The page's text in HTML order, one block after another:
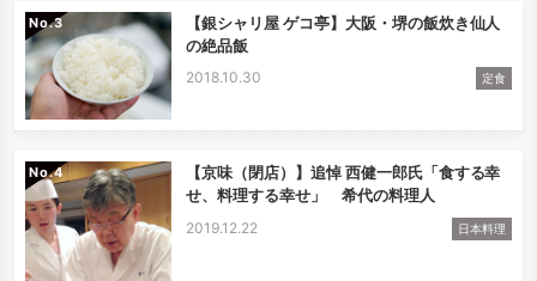
No.
【銀シャリ屋 ゲコ亭】大阪・堺の飯炊き仙人
の絶品飯
2018.10.30 定食
No.
【京味（閉店）】追悼 西健一郎氏「食する幸
せ、料理する幸せ」 希代の料理人
2019.12.22 日本料理